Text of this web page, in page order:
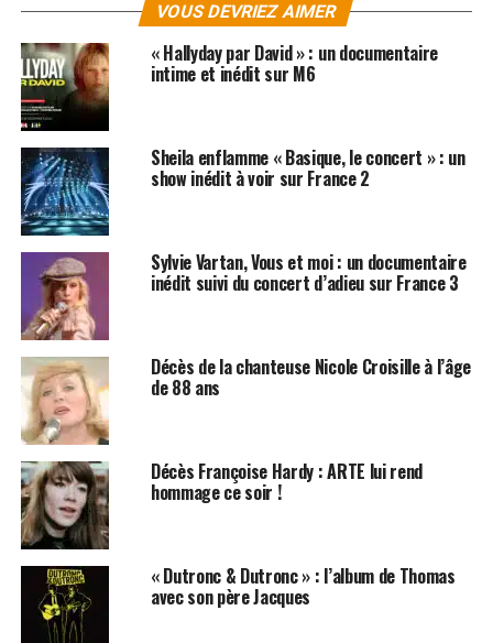
Demaison, Elie Semoun, Camille Timmerman et Philippe
Chatel.
La bande originale du film «
pour les petits et les grands, d’ores et déjà disponible
sur Zikeo.net en
SUJETS ASSOCIÉS: FRANCOISE HARDY
SYLVIE VARTAN
VOUS DEVRIEZ AIMER
« Hallyday par David » : un documentaire
intime et inédit sur M6
Sheila enflamme « Basique, le concert » : un
show inédit à voir sur France 2
Sylvie Vartan, Vous et moi : un documentaire
inédit suivi du concert d’adieu sur France 3
Décès de la chanteuse Nicole Croisille à l’âge
de 88 ans
Décès Françoise Hardy : ARTE lui rend
hommage ce soir !
« Dutronc & Dutronc » : l’album de Thomas
avec son père Jacques